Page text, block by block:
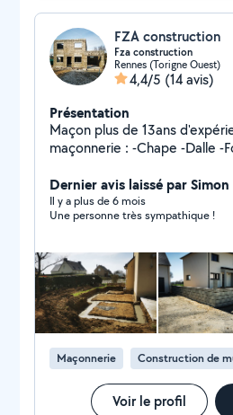
FZA construction
Fza construction
Rennes (Torigne Ouest)
4,4/5 (14 avis)
Présentation
Maçon plus de 13ans d'expérience,
maçonnerie : -Chape -Dalle -Fondation -Mur/Mur
Construction d'aménagement
de soutiènement -
Terrassement -Agrandissent -
trottoir -Réalisation Piscine -
bien soignés à prix
Dernier avis laissé par
Il y a plus de 6 mois
Une personne très sympathique !
Maçonnerie Construction de
Voir le profil